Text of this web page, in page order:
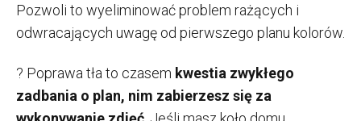
Pozwoli to wyeliminować problem rażących i
odwracających uwagę od pierwszego planu kolorów.
? Poprawa tła to czasem kwestia zwykłego
zadbania o plan, nim zabierzesz się za